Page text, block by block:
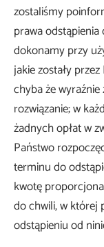
zostaliśmy
prawa
dokonamy przy
jakie zostały
chyba że
rozwiązanie; w
żadnych opłat w
Państwo
terminu do
kwotę
do chwili, w której
odstąpieniu od